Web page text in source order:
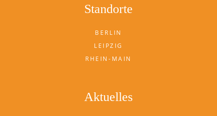
Standorte
BERLIN
LEIPZIG
RHEIN-MAIN
Aktuelles